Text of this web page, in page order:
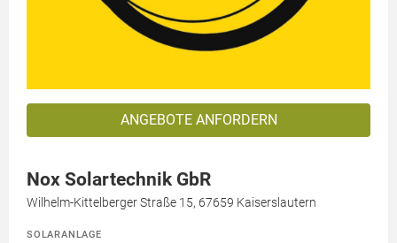
ANGEBOTE ANFORDERN
Nox Solartechnik GbR
Wilhelm-Kittelberger Straße 15, 67659 Kaiserslautern
SOLARANLAGE